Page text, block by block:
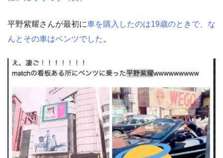
平野紫耀さんが最初に車を購入したのは19歳のときで、な
んとその車はベンツでした 。